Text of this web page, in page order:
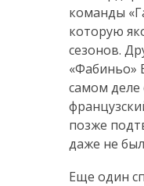
команды
которую
сезонов.
«Фабиньо»
самом деле
позже
даже не
Еще один